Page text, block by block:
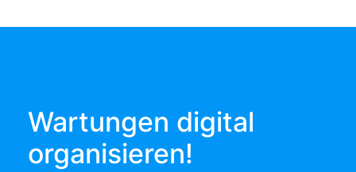
Wartungen digital
organisieren!